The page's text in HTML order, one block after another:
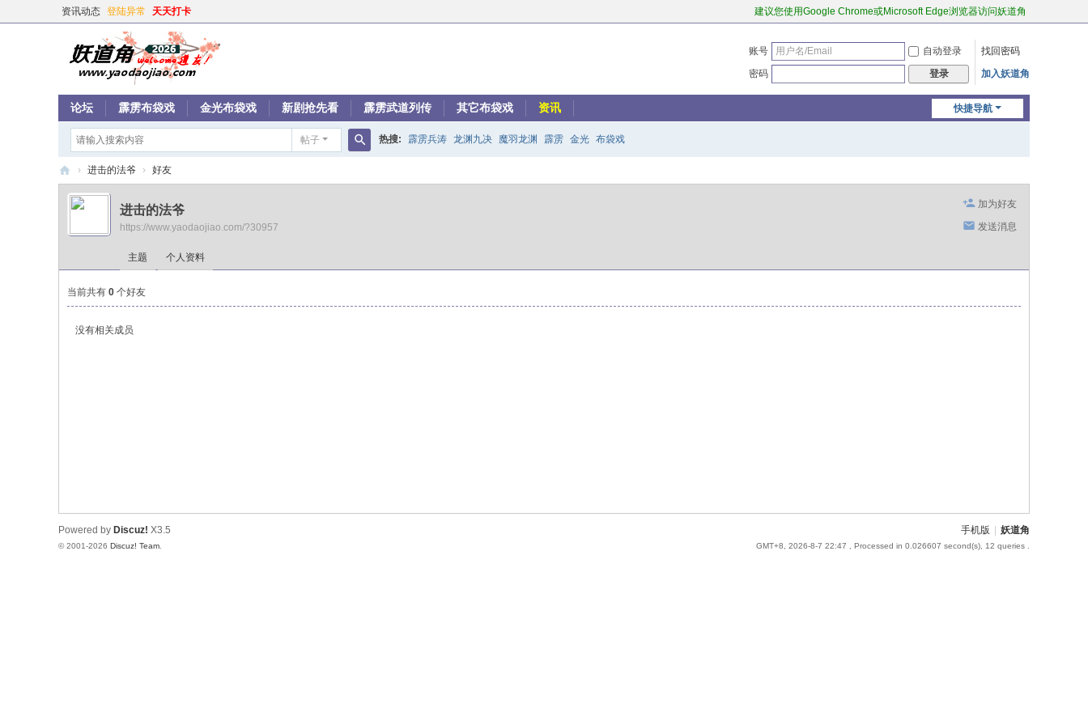
资讯动态 登陆异常 天天打卡 建议您使用Google Chrome或Microsoft Edge浏览器访问妖道角
账号 自动登录
找回密码
密码
登录 加入妖道角
快捷导航
论坛 霹雳布袋戏 金光布袋戏 新剧抢先看 霹雳武道列传 其它布袋戏 资讯
帖子
索
热搜: 霹雳兵涛 龙渊九决 魔羽龙渊 霹雳 金光 布袋戏
妖
角
› 进击的法爷 › 好友
加为好友
发送消息
进击的法爷
https://www.yaodaojiao.com/?30957
主题 个人资料
当前共有 0 个好友
没有相关成员
手机版 妖道角
GMT+8, 2026-8-7 22:47 , Processed in 0.026607 second(s), 12 queries .
Powered by Discuz! X3.5
© 2001-2026 Discuz! Team